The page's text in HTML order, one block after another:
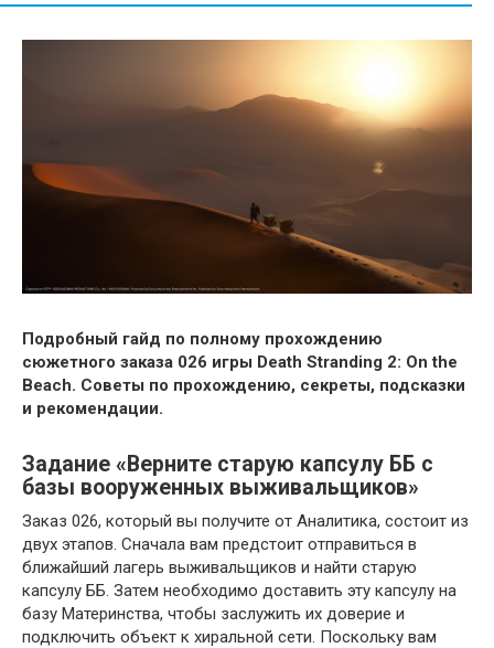
Подробный гайд по полному прохождению
сюжетного заказа 026 игры Death Stranding 2: On the
Beach. Советы по прохождению, секреты, подсказки
и рекомендации.
Задание «Верните старую капсулу ББ с
базы вооруженных выживальщиков»
Заказ 026, который вы получите от Аналитика, состоит из
двух этапов. Сначала вам предстоит отправиться в
ближайший лагерь выживальщиков и найти старую
капсулу ББ. Затем необходимо доставить эту капсулу на
базу Материнства, чтобы заслужить их доверие и
подключить объект к хиральной сети. Поскольку вам